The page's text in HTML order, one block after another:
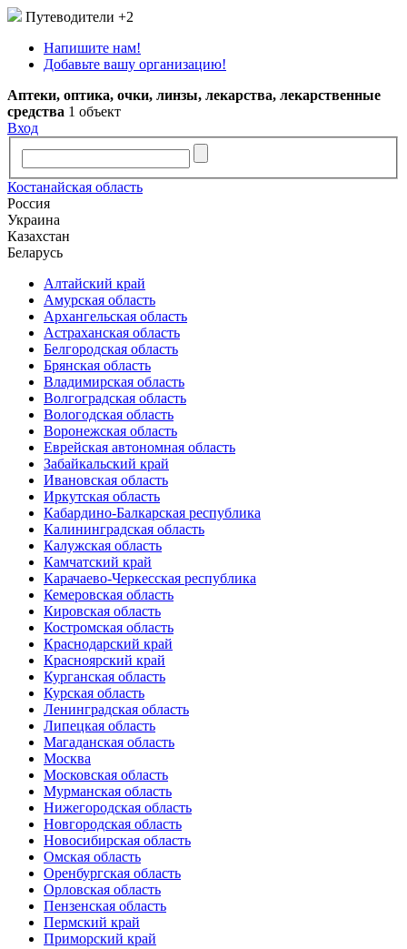
Путеводители +2
Напишите нам!
Добавьте вашу организацию!
Аптеки, оптика, очки, линзы, лекарства, лекарственные
средства 1 объект
Вход
Костанайская область
Россия
Украина
Казахстан
Беларусь
Алтайский край
Амурская область
Архангельская область
Астраханская область
Белгородская область
Брянская область
Владимирская область
Волгоградская область
Вологодская область
Воронежская область
Еврейская автономная область
Забайкальский край
Ивановская область
Иркутская область
Кабардино-Балкарская республика
Калининградская область
Калужская область
Камчатский край
Карачаево-Черкесская республика
Кемеровская область
Кировская область
Костромская область
Краснодарский край
Красноярский край
Курганская область
Курская область
Ленинградская область
Липецкая область
Магаданская область
Москва
Московская область
Мурманская область
Нижегородская область
Новгородская область
Новосибирская область
Омская область
Оренбургская область
Орловская область
Пензенская область
Пермский край
Приморский край